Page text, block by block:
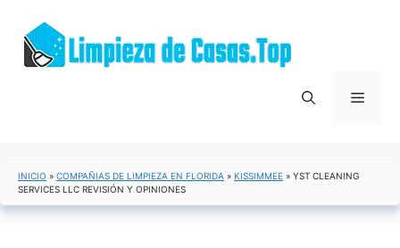
contenido
Menú
INICIO » COMPAÑIAS DE LIMPIEZA EN FLORIDA » KISSIMMEE » YST CLEANING
SERVICES LLC REVISIÓN Y OPINIONES